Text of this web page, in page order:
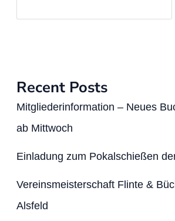
Recent Posts
Mitgliederinformation – Neues
ab Mittwoch
Einladung zum Pokalschießen
Vereinsmeisterschaft Flinte &
Alsfeld